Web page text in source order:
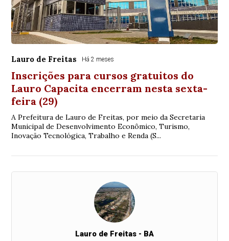
Lauro de Freitas Há 2 meses
Inscrições para cursos gratuitos do
Lauro Capacita encerram nesta sexta-
feira (29)
A Prefeitura de Lauro de Freitas, por meio da Secretaria
Municipal de Desenvolvimento Econômico, Turismo,
Inovação Tecnológica, Trabalho e Renda (S...
Lauro de Freitas - BA